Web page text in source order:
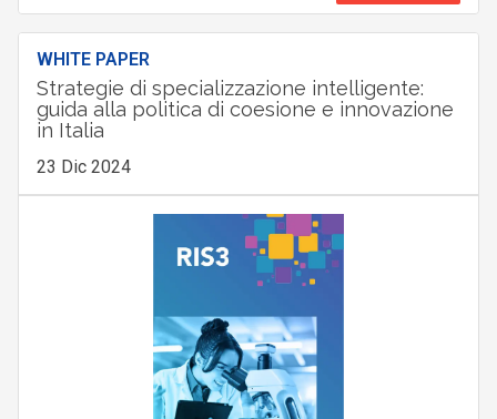
WHITE PAPER
Strategie di specializzazione intelligente:
guida alla politica di coesione e innovazione
in Italia
23 Dic 2024